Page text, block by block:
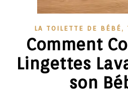
LA TOILETTE DE BÉBÉ ,
Comment
Lingettes
son